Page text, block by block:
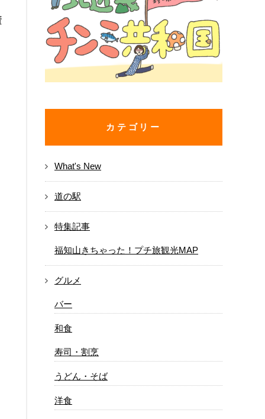
カテゴリー
What's New
道の駅
特集記事
福知山きちゃった！プチ旅観光MAP
グルメ
バー
和食
寿司・割烹
うどん・そば
洋食